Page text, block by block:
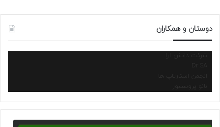
دوستان و همکاران
شرکت دانش آرا
انجمن استارتاپ ها
نانو پروسسور